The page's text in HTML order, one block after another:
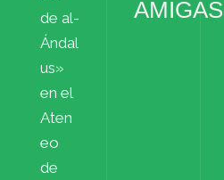
de al-
Ándal
us»
en el
Aten
eo
de
AMIGAS